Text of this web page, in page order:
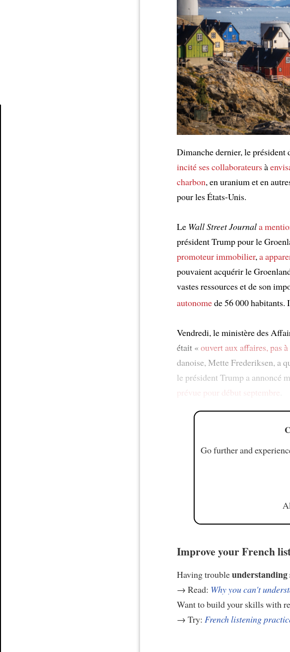
Dimanche dernier, le
incité ses collaborateursà
charbon, en uranium et en
pour les États-Unis.
Le Wall Street Journala
président Trump pour le
promoteur immobilier,a
pouvaient acquérir le
vastes ressources et de son
autonomede 56 000 habitants.
Vendredi, le ministère des
était «ouvert aux affaires, pas
danoise, Mette Frederiksen, a
le président Trump a annoncé
prévue pour début septembre
Go further and
Improve your French
Having troubleunderstanding
→ Read: Why you can't
Want to build your skills with
→ Try: French listening